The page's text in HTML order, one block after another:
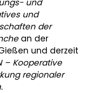
und
und
der
an der
und derzeit
– Kooperative
regionaler